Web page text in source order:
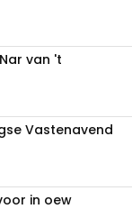
van 't
Vastenavend
in oew